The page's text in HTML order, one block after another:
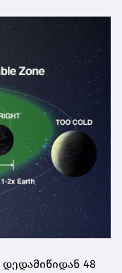
დე­და­მი­წი­დან 48